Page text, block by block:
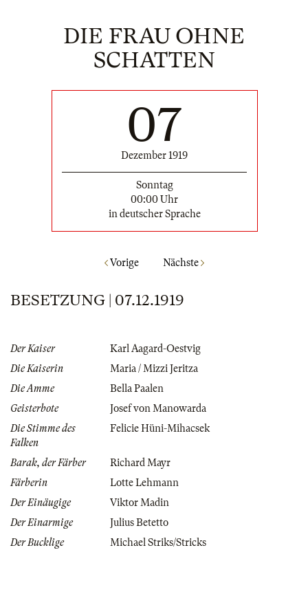
DIE FRAU OHNE
SCHATTEN
07
Dezember 1919
Sonntag
00:00 Uhr
in deutscher Sprache
Vorige Nächste
BESETZUNG | 07.12.1919
Der Kaiser
Karl Aagard-Oestvig
Die Kaiserin
Maria / Mizzi Jeritza
Die Amme
Bella Paalen
Geisterbote
Josef von Manowarda
Die Stimme des
Falken
Felicie Hüni-Mihacsek
Barak, der Färber
Richard Mayr
Färberin
Lotte Lehmann
Der Einäugige
Viktor Madin
Der Einarmige
Julius Betetto
Der Bucklige
Michael Striks/Stricks